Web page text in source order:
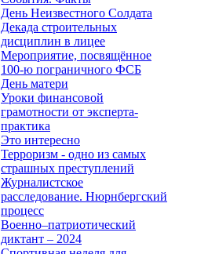
День Неизвестного Солдата
Декада строительных
дисциплин в лицее
Мероприятие, посвящённое
100-ю пограничного ФСБ
День матери
Уроки финансовой
грамотности от эксперта-
практика
Это интересно
Терроризм - одно из самых
страшных преступлений
Журналистское
расследование. Нюрнбергский
процесс
Военно–патриотический
диктант – 2024